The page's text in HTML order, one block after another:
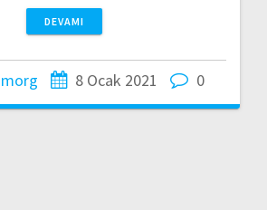
DEVAMI
8 Ocak 2021 0